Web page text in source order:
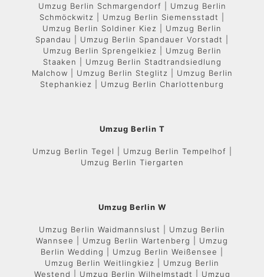
Umzug Berlin Schmargendorf | Umzug Berlin
Schmöckwitz | Umzug Berlin Siemensstadt |
Umzug Berlin Soldiner Kiez | Umzug Berlin
Spandau | Umzug Berlin Spandauer Vorstadt |
Umzug Berlin Sprengelkiez | Umzug Berlin
Staaken | Umzug Berlin Stadtrandsiedlung
Malchow | Umzug Berlin Steglitz | Umzug Berlin
Stephankiez | Umzug Berlin Charlottenburg
Umzug Berlin T
Umzug Berlin Tegel | Umzug Berlin Tempelhof |
Umzug Berlin Tiergarten
Umzug Berlin W
Umzug Berlin Waidmannslust | Umzug Berlin
Wannsee | Umzug Berlin Wartenberg | Umzug
Berlin Wedding | Umzug Berlin Weißensee |
Umzug Berlin Weitlingkiez | Umzug Berlin
Westend | Umzug Berlin Wilhelmstadt | Umzug